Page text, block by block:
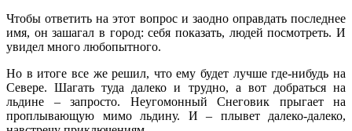
Чтобы ответить на этот вопрос и заодно оправдать последнее
имя, он зашагал в город: себя показать, людей посмотреть. И
увидел много любопытного.
Но в итоге все же решил, что ему будет лучше где-нибудь на
Севере. Шагать туда далеко и трудно, а вот добраться на
льдине – запросто. Неугомонный Снеговик прыгает на
проплывающую мимо льдину. И – плывет далеко-далеко,